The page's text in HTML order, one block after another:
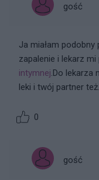
gość
Ja miałam podobny
zapalenie i lekarz mi
intymnej.Do lekarza
leki i twój partner też.
0
gość